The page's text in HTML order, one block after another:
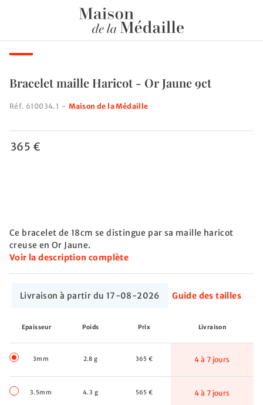
Bracelet maille Haricot - Or Jaune 9ct
Réf. 610034.1 -Maison de la Médaille
365 €
Ce bracelet de 18cm se distingue par sa maille haricot
creuse en Or Jaune.
Voir la description complète
Livraison à partir du 17-08-2026 Guide des tailles
Epaisseur Poids Prix Livraison
3mm 2.8 g 365 € 4 à 7 jours
3.5mm 4.3 g 565 € 4 à 7 jours